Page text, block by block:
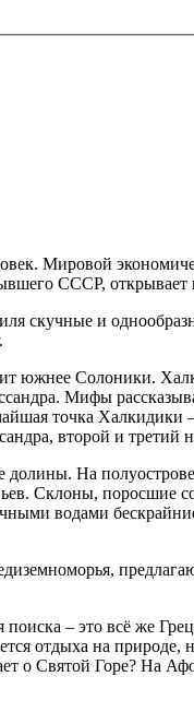
Мировой
СССР, открывает
скучные и
южнее Солоники.
Мифы
точка Халкидики
второй и третий
На
Склоны, поросшие
водами бескрайние
– это всё же
отдыха на природе,
о Святой Горе? На